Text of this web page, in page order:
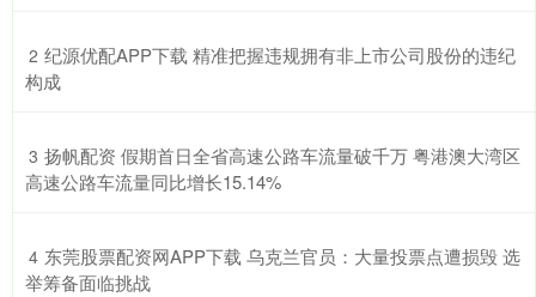
2 ​纪源优配APP下载 精准把握违规拥有非上市公司股份的违纪
构成
3 ​扬帆配资 假期首日全省高速公路车流量破千万 粤港澳大湾区
高速公路车流量同比增长15.14%
4 ​东莞股票配资网APP下载 乌克兰官员：大量投票点遭损毁 选
举筹备面临挑战